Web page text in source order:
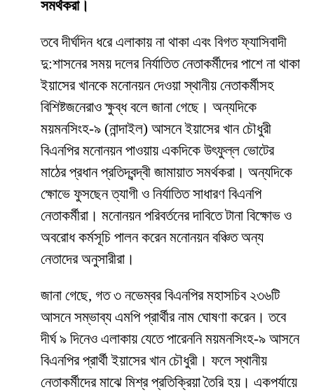
সমর্থকরা।
তবে দীর্ঘদিন ধরে এলাকায় না থাকা এবং বিগত ফ্যাসিবাদী
দু:শাসনের সময় দলের নির্যাতিত নেতাকর্মীদের পাশে না থাকা
ইয়াসের খানকে মনোনয়ন দেওয়া স্থানীয় নেতাকর্মীসহ
বিশিষ্টজনেরাও ক্ষুব্ধ বলে জানা গেছে। অন্যদিকে
ময়মনসিংহ-৯ (নান্দাইল) আসনে ইয়াসের খান চৌধুরী
বিএনপির মনোনয়ন পাওয়ায় একদিকে উৎফুল্ল ভোটের
মাঠের প্রধান প্রতিদ্বন্দ্বী জামায়াত সমর্থকরা। অন্যদিকে
ক্ষোভে ফুসছেন ত্যাগী ও নির্যাতিত সাধারণ বিএনপি
নেতাকর্মীরা। মনোনয়ন পরিবর্তনের দাবিতে টানা বিক্ষোভ ও
অবরোধ কর্মসূচি পালন করেন মনোনয়ন বঞ্চিত অন্য
নেতাদের অনুসারীরা।
জানা গেছে, গত ৩ নভেম্বর বিএনপির মহাসচিব ২৩৬টি
আসনে সম্ভাব্য এমপি প্রার্থীর নাম ঘোষণা করেন। তবে
দীর্ঘ ৯ দিনেও এলাকায় যেতে পারেননি ময়মনসিংহ-৯ আসনে
বিএনপির প্রার্থী ইয়াসের খান চৌধুরী। ফলে স্থানীয়
নেতাকর্মীদের মাঝে মিশ্র প্রতিক্রিয়া তৈরি হয়। একপর্যায়ে